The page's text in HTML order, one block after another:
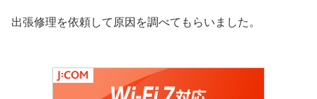
出張修理を依頼して原因を調べてもらいました。